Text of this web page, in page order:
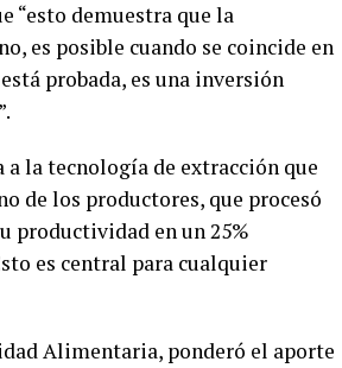
“esto demuestra que la
es posible cuando se coincide en
probada, es una inversión
a la tecnología de extracción que
de los productores, que procesó
productividad en un 25%
es central para cualquier
Alimentaria, ponderó el aporte